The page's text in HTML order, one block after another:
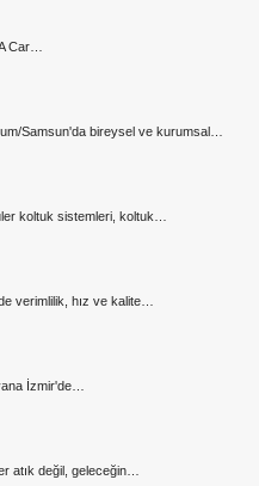
Car…
Samsun'da bireysel ve kurumsal…
koltuk sistemleri, koltuk…
verimlilik, hız ve kalite…
İzmir'de…
atık değil, geleceğin…